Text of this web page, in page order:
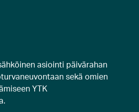
asiointi päivärahan
sekä omien
YTK